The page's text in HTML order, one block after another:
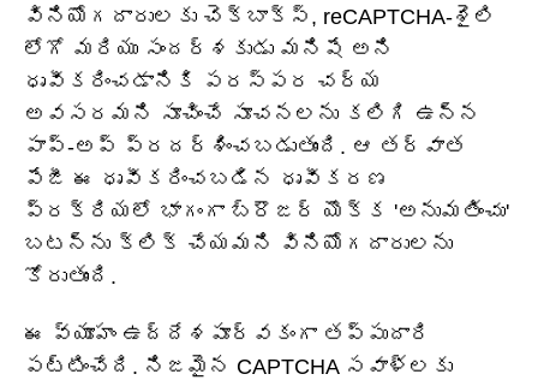
వినియోగదారులకు చెక్‌బాక్స్, reCAPTCHA-శైలి
లోగో మరియు సందర్శకుడు మనిషే అని
ధృవీకరించడానికి పరస్పర చర్య
అవసరమని సూచించే సూచనలను కలిగి ఉన్న
పాప్-అప్ ప్రదర్శించబడుతుంది. ఆ తర్వాత
పేజీ ఈ ధృవీకరించబడిన ధృవీకరణ
ప్రక్రియలో భాగంగా బ్రౌజర్ యొక్క 'అనుమతించు'
బటన్‌ను క్లిక్ చేయమని వినియోగదారులను
కోరుతుంది.
ఈ వ్యూహం ఉద్దేశపూర్వకంగా తప్పుదారి
పట్టించేది. నిజమైన CAPTCHA సవాళ్లకు